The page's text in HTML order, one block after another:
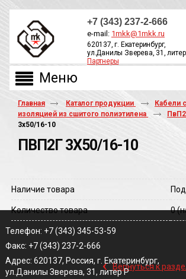
+7 (343) 237-2-666
e-mail: 1mkk@1mkk.ru
620137, г. Екатеринбург,
ул.Данилы Зверева, 31,
Партнеры
Главная Каталог продукции
Кабели
изоляцией из сшитого полиэтилена
3х50/16-10
ПВП2Г 3Х50/16-10
Наличие товара
Количество товара 0
‹ Вернуться к
Телефон: +7 (343) 345-53-59
Факс: +7 (343) 237-2-666
Адрес: 620137, Россия, г. Екатеринбург,
ул.Данилы Зверева, 31, литер Р